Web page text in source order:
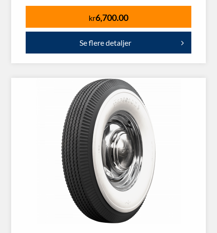
kr6,700.00
Se flere detaljer